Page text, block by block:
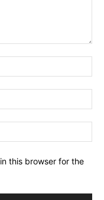
this browser for the